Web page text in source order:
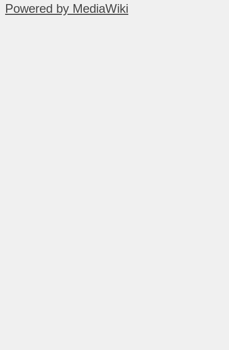
Powered by MediaWiki